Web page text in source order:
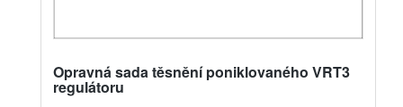
Opravná sada těsnění poniklovaného VRT3
regulátoru